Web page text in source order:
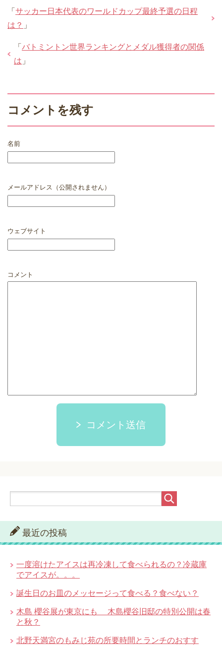
「 サッカー日本代表のワールドカップ最終予選の日程
は？ 」
「 バトミントン世界ランキングとメダル獲得者の関係
は 」
コメントを残す
名前
メールアドレス（公開されません）
ウェブサイト
コメント
コメント送信
最近の投稿
一度溶けたアイスは再冷凍して食べられるの？冷蔵庫
でアイスが。。。
誕生日のお皿のメッセージって食べる？食べない？
木島 櫻谷展が東京にも 木島櫻谷旧邸の特別公開は春
と秋？
北野天満宮のもみじ苑の所要時間とランチのおすす